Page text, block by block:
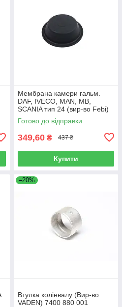
Мембрана камери гальм.
DAF, IVECO, MAN, MB,
SCANIA тип 24 (вир-во Febi)
07103
Готово до відправки
349,60 ₴ 437 ₴
Купити
–20%
Втулка колінвалу (Вир-во
VADEN) 7400 880 001